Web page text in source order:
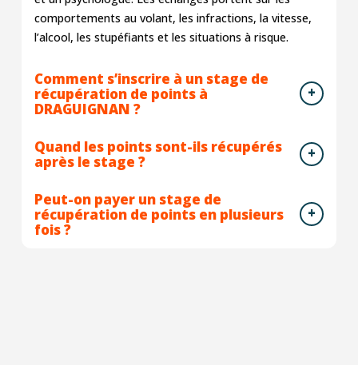
comportements au volant, les infractions, la vitesse,
l’alcool, les stupéfiants et les situations à risque.
Comment s’inscrire à un stage de
récupération de points à
DRAGUIGNAN ?
Quand les points sont-ils récupérés
après le stage ?
Peut-on payer un stage de
récupération de points en plusieurs
fois ?